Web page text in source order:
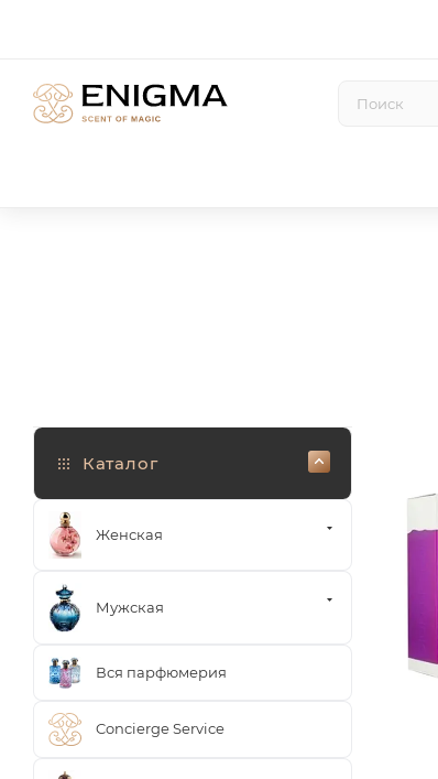
Каталог
Женская
Мужская
Вся парфюмерия
Concierge Service